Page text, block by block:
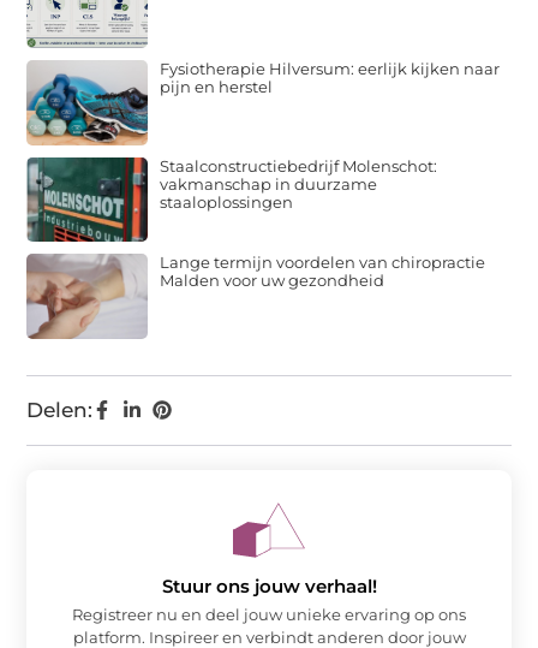
Delen:
Fysiotherapie Hilversum: eerlijk kijken naar
pijn en herstel
Staalconstructiebedrijf Molenschot:
vakmanschap in duurzame
staaloplossingen
Lange termijn voordelen van chiropractie
Malden voor uw gezondheid
Stuur ons jouw verhaal!
Registreer nu en deel jouw unieke ervaring op ons
platform. Inspireer en verbindt anderen door jouw